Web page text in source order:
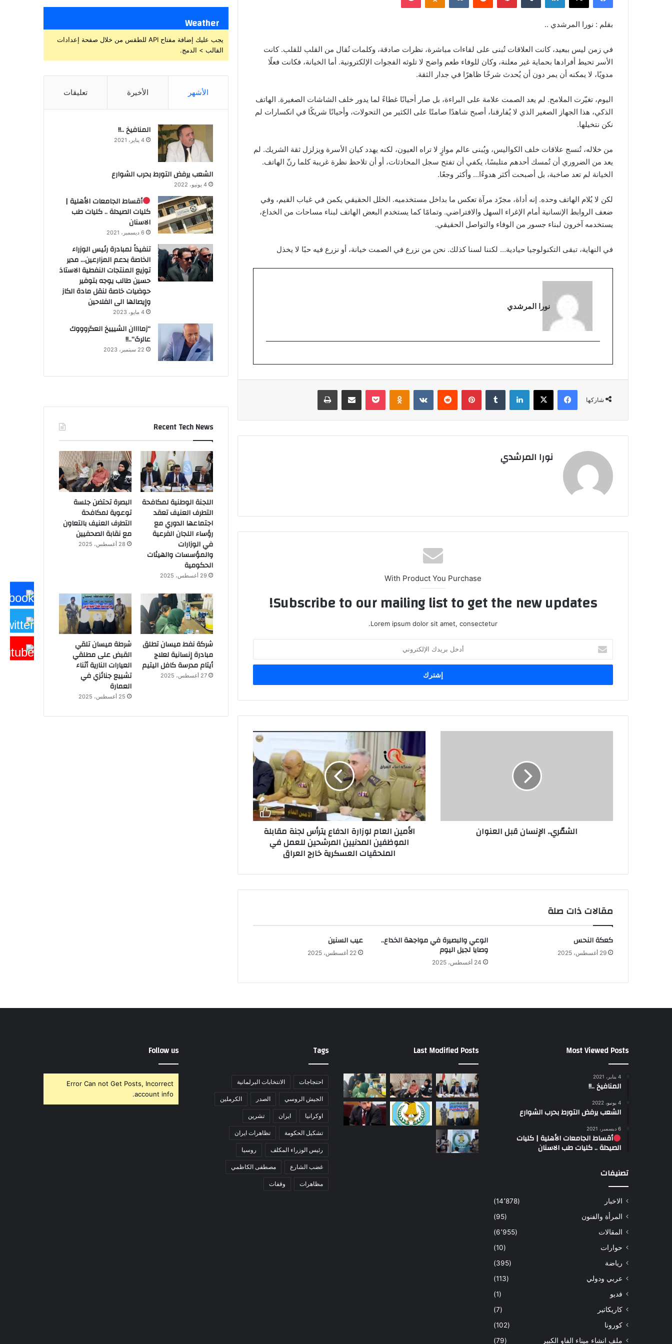
بقلم : نورا المرشدي ..
في زمن ليس ببعيد، كانت العلاقات تُبنى على لقاءات مباشرة، نظرات صادقة، وكلمات تُقال من القلب للقلب. كانت
الأسر تحيط أفرادها بحماية غير معلنة، وكان للوفاء طعم واضح لا تلوثه الفجوات الإلكترونية. أما الخيانة، فكانت فعلًا
مدويًا، لا يمكنه أن يمر دون أن يُحدث شرخًا ظاهرًا في جدار الثقة.
اليوم، تغيّرت الملامح. لم يعد الصمت علامة على البراءة، بل صار أحيانًا غطاءً لما يدور خلف الشاشات الصغيرة. الهاتف
الذكي، هذا الجهاز الصغير الذي لا يُفارقنا، أصبح شاهدًا صامتًا على الكثير من التحولات، وأحيانًا شريكًا في انكسارات لم
نكن نتخيلها.
من خلاله، تُنسج علاقات خلف الكواليس، ويُبنى عالم موازٍ لا تراه العيون، لكنه يهدد كيان الأسرة ويزلزل ثقة الشريك. لم
يعد من الضروري أن تُمسك أحدهم متلبسًا، يكفي أن تفتح سجل المحادثات، أو أن تلاحظ نظرة غريبة كلما رنّ الهاتف.
الخيانة لم تعد صاخبة، بل أصبحت أكثر هدوءًا… وأكثر وجعًا.
لكن لا يُلام الهاتف وحده. إنه أداة، مجرّد مرآة تعكس ما بداخل مستخدميه. الخلل الحقيقي يكمن في غياب القيم، وفي
ضعف الروابط الإنسانية أمام الإغراء السهل والافتراضي. وتمامًا كما يستخدم البعض الهاتف لبناء مساحات من الخداع،
يستخدمه آخرون لبناء جسور من الوفاء والتواصل الحقيقي.
في النهاية، تبقى التكنولوجيا حيادية… لكننا لسنا كذلك. نحن من نزرع في الصمت خيانة، أو نزرع فيه حبًا لا يخذل
نورا المرشدي
شاركها
فيسبوك ‫X لينكدإن بينتيريست Odnoklassniki
‫Pocket مشاركة عبر البريد طباعة
نورا المرشدي
With Product You Purchase
Subscribe to our mailing list to get the new updates!
Lorem ipsum dolor sit amet, consectetur.
بريدك
الإلكتروني
الشمّري.. الإنسان قبل العنوان
لوزارة
الدفاع
يترأس
لجنة
مقابلة
الموظفين
المدنيين
المرشحين
الأمين العام لوزارة الدفاع يترأس لجنة مقابلة
الموظفين المدنيين المرشحين للعمل في
الملحقيات العسكرية خارج العراق
مقالات ذات صلة
كعكة النحس
29 أغسطس، 2025
الوعي والبصيرة في مواجهة الخداع..
وصايا لجيل اليوم
24 أغسطس، 2025
عيب السنين
22 أغسطس، 2025
Weather
يجب عليك إضافة مفتاح API للطقس من خلال صفحة إعدادات
القالب > الدمج.
الأشهر الأخيرة تعليقات
المنافيخ ..!!
4 يناير، 2021
الشعب يرفض التورط بحرب الشوارع
4 يونيو، 2022
أقساط الجامعات الأهلية |
كليات الصيدلة .. كليات طب
الاسنان
6 ديسمبر، 2021
تنفيذاً لمبادرة رئيس الوزراء
الخاصة بدعم المزارعين… مدير
توزيع المنتجات النفطية الاستاذ
حسين طالب يوجه بتوفير
حوضيات خاصة لنقل مادة الكاز
وإيصالها الى الفلاحين
4 مايو، 2023
“زماااان الشيييخ العگروووك
عالرگ”..!!
22 سبتمبر، 2023
Recent Tech News
اللجنة الوطنية لمكافحة
التطرف العنيف تعقد
اجتماعها الدوري مع
رؤساء اللجان الفرعية
في الوزارات
والمؤسسات والهيئات
الحكومية
29 أغسطس، 2025
البصرة تحتضن جلسة
توعوية لمكافحة
التطرف العنيف بالتعاون
مع نقابة الصحفيين
28 أغسطس، 2025
شركة نفط ميسان تطلق
مبادرة إنسانية لعلاج
أيتام مدرسة كافل اليتيم
27 أغسطس، 2025
شرطة ميسان تلقي
القبض على مطلقي
العيارات النارية أثناء
تشييع جنائزي في
العمارة
25 أغسطس، 2025
Most Viewed Posts
4 يناير، 2021
المنافيخ ..!!
4 يونيو، 2022
الشعب يرفض التورط بحرب الشوارع
6 ديسمبر، 2021
أقساط الجامعات الأهلية | كليات
الصيدلة .. كليات طب الاسنان
تصنيفات
الاخبار
(14٬878)
المرأة والفنون
(95)
المقالات
(6٬955)
حوارات
(10)
رياضة
(395)
عربي ودولي
(113)
فديو
(1)
كاريكاتير
(7)
كورونا
(102)
ملف انشاء ميناء الفاو الكبير
(79)
Last Modified Posts
Tags
احتجاجات الانتخابات البرلمانية
الجيش الروسي الصدر الكرملين
اوكرانيا ايران تشرين
تشكيل الحكومة تظاهرات ايران
رئيس الوزراء المكلف روسيا
غضب الشارع مصطفى الكاظمي
مظاهرات وقفات
Follow us
Error Can not Get Posts, Incorrect
account info.